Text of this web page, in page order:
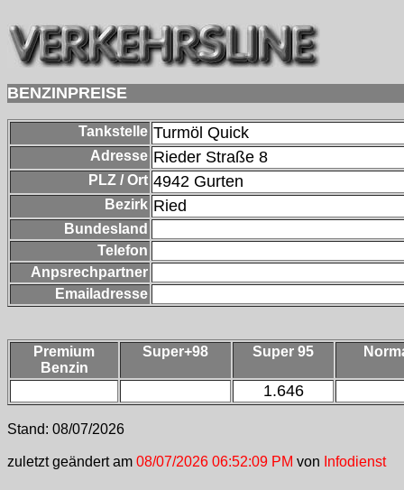
BENZINPREISE
Tankstelle Turmöl Quick
Adresse Rieder Straße 8
PLZ / Ort 4942 Gurten
Bezirk Ried
Bundesland
Telefon
Anpsrechpartner
Emailadresse
Premium
Benzin
Super+98 Super 95
1.646
Stand: 08/07/2026
zuletzt geändert am 08/07/2026 06:52:09 PM von Infodienst